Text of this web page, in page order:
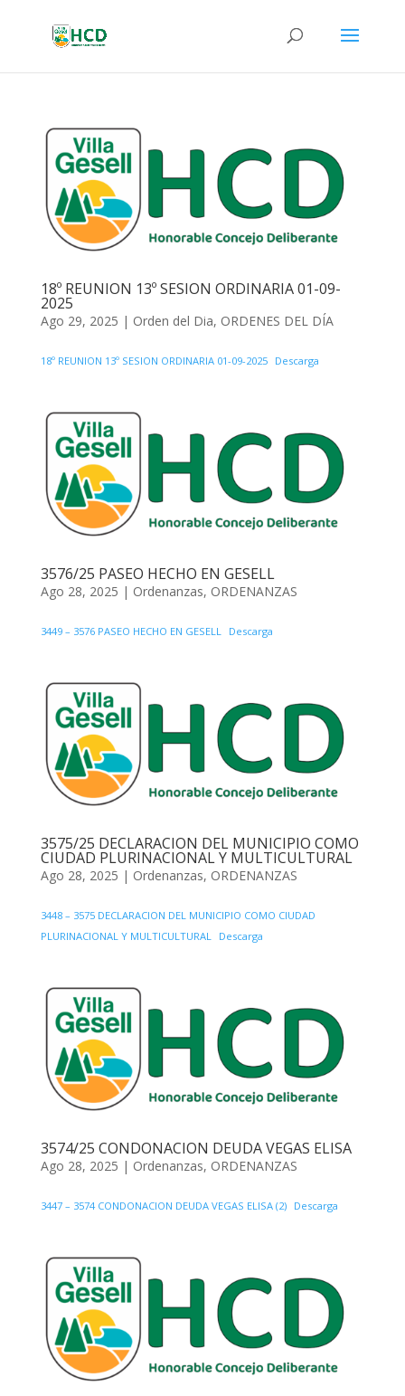
18º REUNION 13º SESION ORDINARIA 01-09-
2025
Ago 29, 2025 | Orden del Dia, ORDENES DEL DÍA
18º REUNION 13º SESION ORDINARIA 01-09-2025 Descarga
3576/25 PASEO HECHO EN GESELL
Ago 28, 2025 | Ordenanzas, ORDENANZAS
3449 – 3576 PASEO HECHO EN GESELL Descarga
3575/25 DECLARACION DEL MUNICIPIO COMO
CIUDAD PLURINACIONAL Y MULTICULTURAL
Ago 28, 2025 | Ordenanzas, ORDENANZAS
3448 – 3575 DECLARACION DEL MUNICIPIO COMO CIUDAD
PLURINACIONAL Y MULTICULTURAL
Descarga
3574/25 CONDONACION DEUDA VEGAS ELISA
Ago 28, 2025 | Ordenanzas, ORDENANZAS
3447 – 3574 CONDONACION DEUDA VEGAS ELISA (2) Descarga